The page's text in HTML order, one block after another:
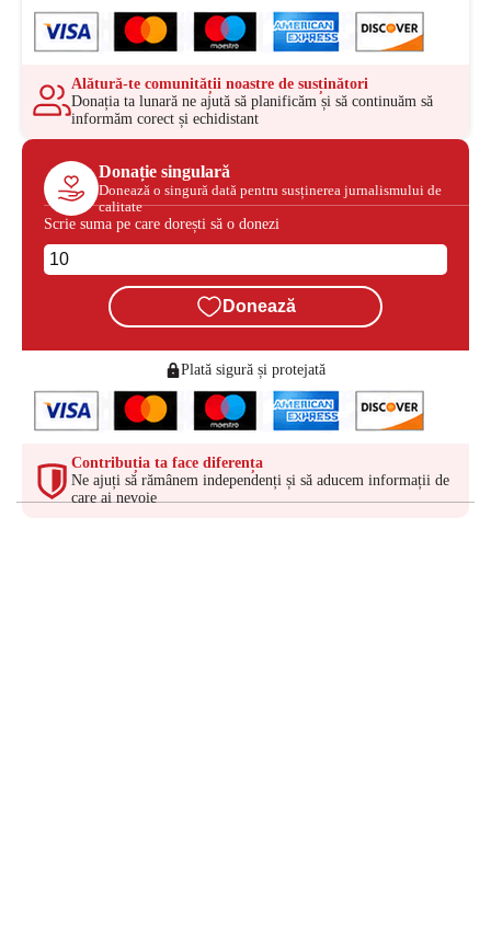
Alătură-te comunității noastre de susținători
Donația ta lunară ne ajută să planificăm și să continuăm să
informăm corect și echidistant
Donație singulară
Donează o singură dată pentru susținerea jurnalismului de
calitate
Scrie suma pe care dorești să o donezi
Donează
Plată sigură și protejată
Contribuția ta face diferența
Ne ajuți să rămânem independenți și să aducem informații de
care ai nevoie